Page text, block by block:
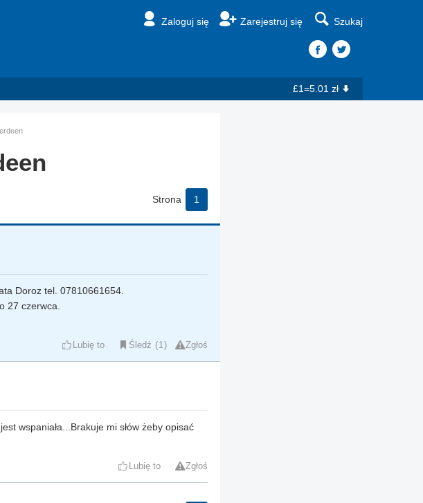
Zaloguj się Zarejestruj się Szukaj
£1=5.01 zł
Strona 1
Doroz tel. 07810661654.
27 czerwca.
Lubię to Śledź 1 Zgłoś
wspaniała...Brakuje mi słów żeby opisać
Lubię to Zgłoś